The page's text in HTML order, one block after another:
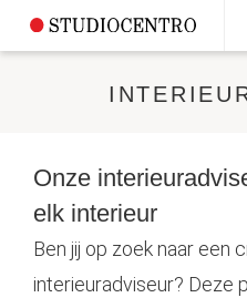
OVER
Onze
elk interieur
Ben jij op zoek naar een
interieuradviseur? Deze